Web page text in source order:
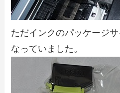
ただインクのパッケージ
なっていました。